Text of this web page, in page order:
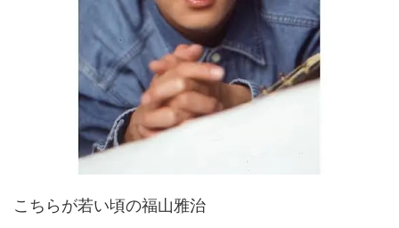
こちらが若い頃の福山雅治